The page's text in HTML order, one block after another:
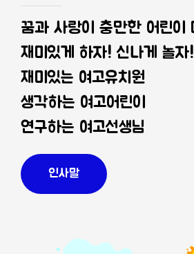
꿈과 사랑이 충만한 어린이
재미있게 하자! 신나게 놀자!
재미있는 여고유치원
생각하는 여고어린이
연구하는 여고선생님
인사말